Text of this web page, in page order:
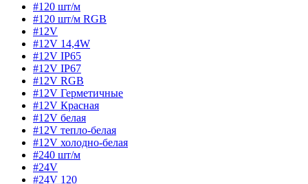
#120 шт/м
#120 шт/м RGB
#12V
#12V 14,4W
#12V IP65
#12V IP67
#12V RGB
#12V Герметичные
#12V Красная
#12V белая
#12V тепло-белая
#12V холодно-белая
#240 шт/м
#24V
#24V 120